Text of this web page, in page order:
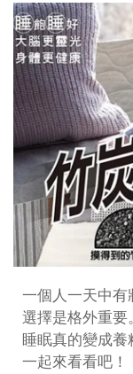
一個人一天中
選擇是格外重
睡眠真的變成
一起來看看吧！